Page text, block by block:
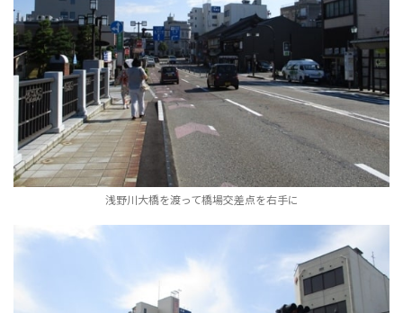
浅野川大橋を渡って橋場交差点を右手に